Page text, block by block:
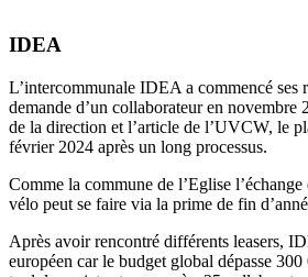
IDEA
L’intercommunale IDEA a commencé ses
demande d’un collaborateur en novembre
de la direction et l’article de l’UVCW, le
février 2024 après un long processus.
Comme la commune de l’Eglise
vélo peut se faire via la prime de fin
Après avoir rencontré différents leasers,
européen car le budget global dépasse